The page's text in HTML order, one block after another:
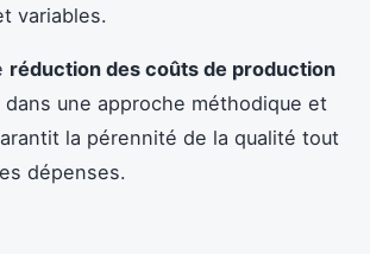
variables.
réduction des coûts de production
une approche méthodique et
la pérennité de la qualité tout
dépenses.